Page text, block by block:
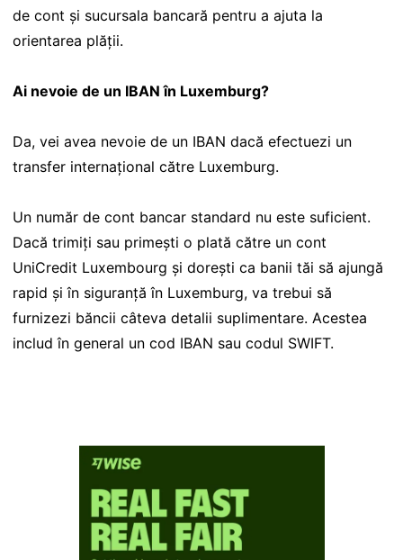
de cont și sucursala bancară pentru a ajuta la
orientarea plății.
Ai nevoie de un IBAN în Luxemburg?
Da, vei avea nevoie de un IBAN dacă efectuezi un
transfer internațional către Luxemburg.
Un număr de cont bancar standard nu este suficient.
Dacă trimiți sau primești o plată către un cont
UniCredit Luxembourg și dorești ca banii tăi să ajungă
rapid și în siguranță în Luxemburg, va trebui să
furnizezi băncii câteva detalii suplimentare. Acestea
includ în general un cod IBAN sau codul SWIFT.